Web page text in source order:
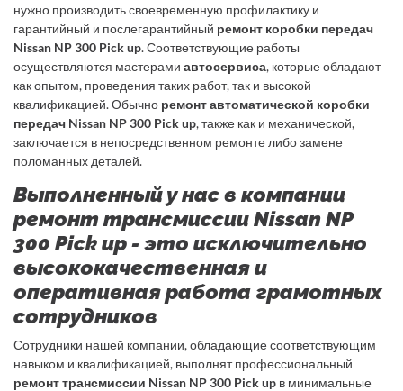
нужно производить своевременную профилактику и
гарантийный и послегарантийный ремонт коробки передач
Nissan NP 300 Pick up. Соответствующие работы
осуществляются мастерами автосервиса, которые обладают
как опытом, проведения таких работ, так и высокой
квалификацией. Обычно ремонт автоматической коробки
передач Nissan NP 300 Pick up, также как и механической,
заключается в непосредственном ремонте либо замене
поломанных деталей.
Выполненный у нас в компании
ремонт трансмиссии Nissan NP
300 Pick up - это исключительно
высококачественная и
оперативная работа грамотных
сотрудников
Сотрудники нашей компании, обладающие соответствующим
навыком и квалификацией, выполнят профессиональный
ремонт трансмиссии Nissan NP 300 Pick up в минимальные